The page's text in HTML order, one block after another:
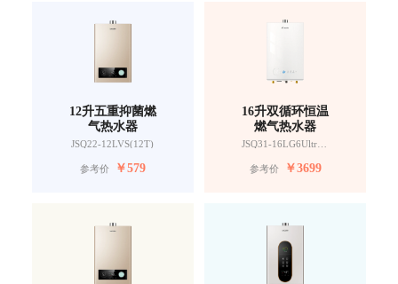
12升五重抑菌燃
气热水器
JSQ22-12LVS(12T)
参考价 ￥579
16升双循环恒温
燃气热水器
JSQ31-16LG6UltraFU1
参考价 ￥3699